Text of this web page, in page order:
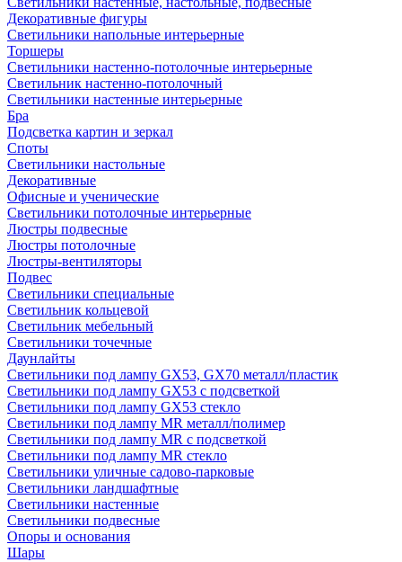
Декоративные фигуры
Светильники напольные интерьерные
Торшеры
Светильники настенно-потолочные интерьерные
Светильник настенно-потолочный
Светильники настенные интерьерные
Бра
Подсветка картин и зеркал
Споты
Светильники настольные
Декоративные
Офисные и ученические
Светильники потолочные интерьерные
Люстры подвесные
Люстры потолочные
Люстры-вентиляторы
Подвес
Светильники специальные
Светильник кольцевой
Светильник мебельный
Светильники точечные
Даунлайты
Светильники под лампу GX53, GX70 металл/пластик
Светильники под лампу GX53 с подсветкой
Светильники под лампу GX53 стекло
Светильники под лампу MR металл/полимер
Светильники под лампу MR с подсветкой
Светильники под лампу MR стекло
Светильники уличные садово-парковые
Светильники ландшафтные
Светильники настенные
Светильники подвесные
Опоры и основания
Шары